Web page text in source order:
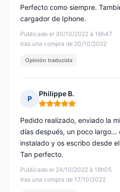
Publicado el 30/10/2022 à 16h47
tras una compra de 20/10/2022
Perfecto como siempre.
cargador de Iphone.
Opinión traducida
P
Philippe B.
Nota: 5 de 5
Publicado el 24/10/2022 à 18h05
tras una compra de 17/10/2022
Pedido realizado, enviado la
días después, un poco
instalado y os escribo desde
Tan perfecto.